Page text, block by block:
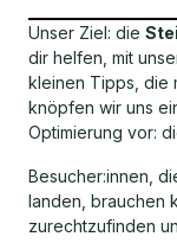
Unser Ziel: die
dir helfen, mit
kleinen Tipps, die
knöpfen wir uns
Optimierung vor:
Besucher:innen,
landen, brauchen
zurechtzufinden